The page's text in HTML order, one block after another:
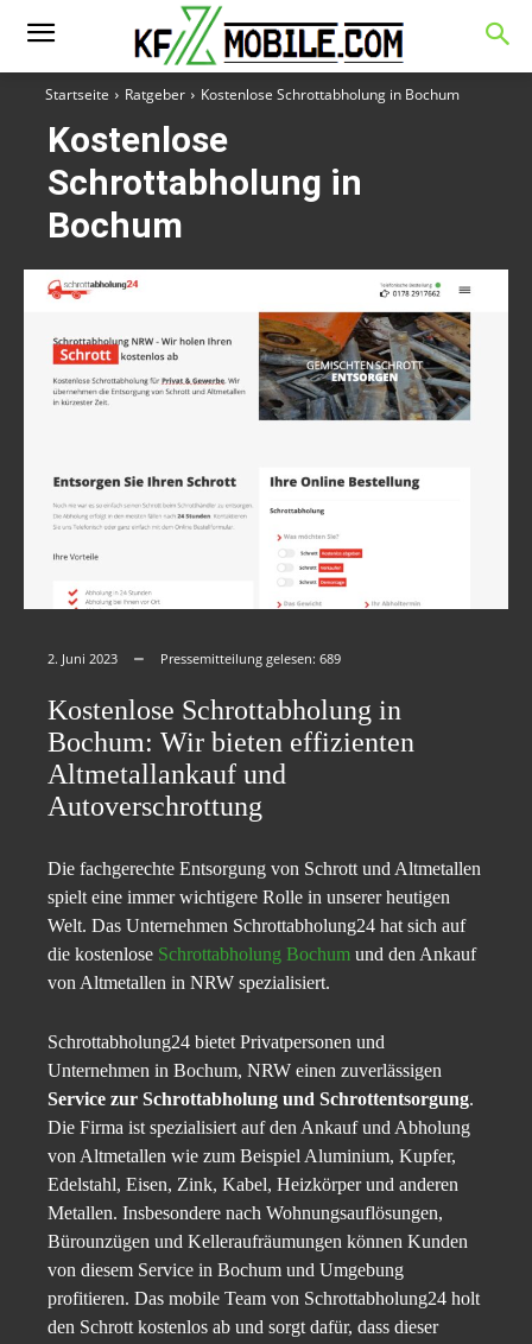
Startseite Ratgeber Kostenlose Schrottabholung in Bochum
Kostenlose
Schrottabholung in
Bochum
2. Juni 2023 Pressemitteilung gelesen: 689
Kostenlose Schrottabholung in
Bochum: Wir bieten effizienten
Altmetallankauf und
Autoverschrottung
Die fachgerechte Entsorgung von Schrott und Altmetallen
spielt eine immer wichtigere Rolle in unserer heutigen
Welt. Das Unternehmen Schrottabholung24 hat sich auf
die kostenlose Schrottabholung Bochum und den Ankauf
von Altmetallen in NRW spezialisiert.
Schrottabholung24 bietet Privatpersonen und
Unternehmen in Bochum, NRW einen zuverlässigen
Service zur Schrottabholung und Schrottentsorgung.
Die Firma ist spezialisiert auf den Ankauf und Abholung
von Altmetallen wie zum Beispiel Aluminium, Kupfer,
Edelstahl, Eisen, Zink, Kabel, Heizkörper und anderen
Metallen. Insbesondere nach Wohnungsauflösungen,
Bürounzügen und Kelleraufräumungen können Kunden
von diesem Service in Bochum und Umgebung
profitieren. Das mobile Team von Schrottabholung24 holt
den Schrott kostenlos ab und sorgt dafür, dass dieser